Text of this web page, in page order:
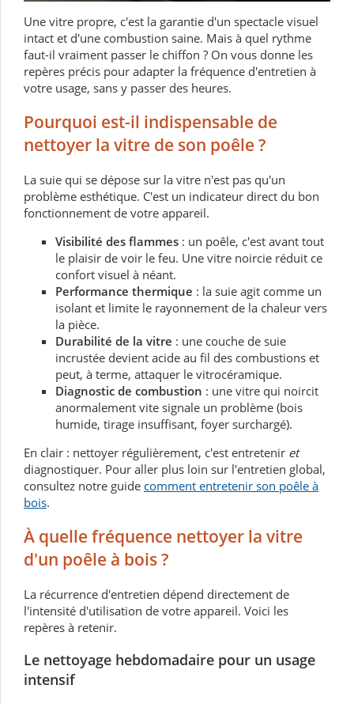
Une vitre propre, c'est la garantie d'un spectacle visuel
intact et d'une combustion saine. Mais à quel rythme
faut-il vraiment passer le chiffon ? On vous donne les
repères précis pour adapter la fréquence d'entretien à
votre usage, sans y passer des heures.
Pourquoi est-il indispensable de
nettoyer la vitre de son poêle ?
La suie qui se dépose sur la vitre n'est pas qu'un
problème esthétique. C'est un indicateur direct du bon
fonctionnement de votre appareil.
Visibilité des flammes : un poêle, c'est avant tout
le plaisir de voir le feu. Une vitre noircie réduit ce
confort visuel à néant.
Performance thermique : la suie agit comme un
isolant et limite le rayonnement de la chaleur vers
la pièce.
Durabilité de la vitre : une couche de suie
incrustée devient acide au fil des combustions et
peut, à terme, attaquer le vitrocéramique.
Diagnostic de combustion : une vitre qui noircit
anormalement vite signale un problème (bois
humide, tirage insuffisant, foyer surchargé).
En clair : nettoyer régulièrement, c'est entretenir et
diagnostiquer. Pour aller plus loin sur l'entretien global,
consultez notre guide comment entretenir son poêle à
bois.
À quelle fréquence nettoyer la vitre
d'un poêle à bois ?
La récurrence d'entretien dépend directement de
l'intensité d'utilisation de votre appareil. Voici les
repères à retenir.
Le nettoyage hebdomadaire pour un usage
intensif